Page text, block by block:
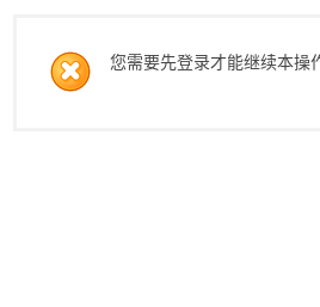
您需要先登录才能继续本操